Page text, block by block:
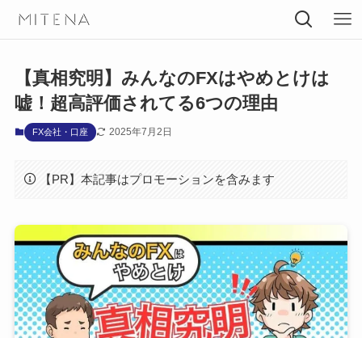
【真相究明】みんなのFXはやめとけは
嘘！超高評価されてる6つの理由
FX会社・口座 2025年7月2日
【PR】本記事はプロモーションを含みます